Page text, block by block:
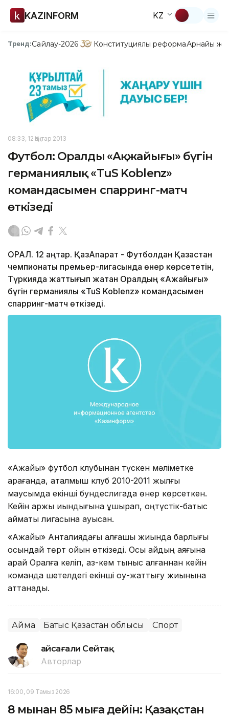
KAZINFORM KZ
Тренд:Сайлау-2026 Конституциялық реформаАрнайы
08:33, 12 Қаңтар 2013
Футбол: Оралдың «Ақжайығы» бүгін
германиялық «TuS Koblenz»
командасымен спарринг-матч
өткізеді
ОРАЛ. 12 қаңтар. ҚазАқпарат - Футболдан Қазақстан
чемпионаты премьер-лигасында өнер көрсететін,
Түркияда жаттығып жатқан Оралдың «Ақжайығы»
бүгін германиялық «TuS Koblenz» командасымен
спарринг-матч өткізеді.
«Ақжайық» футбол клубынан түскен мәліметке
қарағанда, аталмыш клуб 2010-2011 жылғы
маусымда екінші бундеслигада өнер көрсеткен.
Кейін қаржы қиындығына ұшырап, оңтүстік-батыс
аймақтық лигасына ауысқан.
«Ақжайық» Анталиядағы алғашқы жиында барлығы
осындай төрт ойын өткізеді. Осы айдың аяғына
қарай Оралға келіп, аз-кем тыныс алғаннан кейін
команда шетелдегі екінші оқу-жаттығу жиынына
аттанады.
Аймақ Батыс Қазақстан облысы Спорт
Ғайсағали Сейтақ
Авторлар
16:00, 09 Тамыз 2026
8 мыңнан 85 мыңға дейін: Қазақстан